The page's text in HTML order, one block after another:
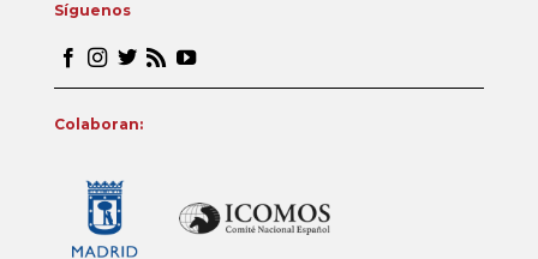
Síguenos
Colaboran: